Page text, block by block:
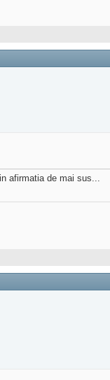
afirmatia de mai sus...